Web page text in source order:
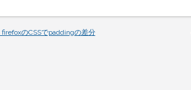
のCSSでpaddingの差分